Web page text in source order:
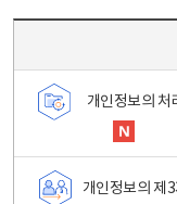
개인정보의 처
개인정보의 제